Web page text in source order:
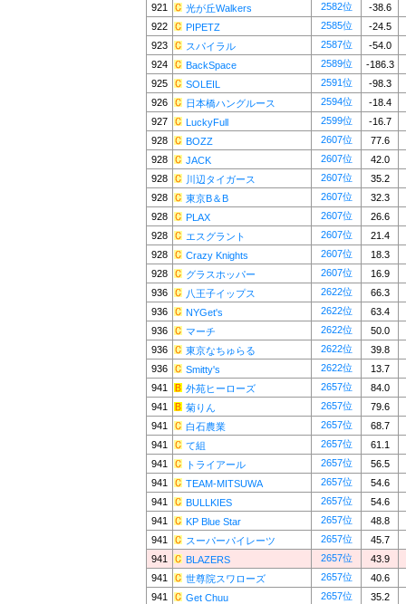
921
光が丘Walkers 2582位
-38.6
922
PIPETZ 2585位
-24.5
923
スパイラル 2587位
-54.0
924
BackSpace 2589位
-186.3
925
SOLEIL 2591位
-98.3
926
日本橋ハングルース 2594位
-18.4
927
LuckyFull 2599位
-16.7
928
BOZZ 2607位
77.6
928
JACK 2607位
42.0
928
川辺タイガース 2607位
35.2
928
東京B＆B 2607位
32.3
928
PLAX 2607位
26.6
928
エスグラント 2607位
21.4
928
Crazy Knights 2607位
18.3
928
グラスホッパー 2607位
16.9
936
八王子イップス 2622位
66.3
936
NYGet's 2622位
63.4
936
マーチ 2622位
50.0
936
東京なちゅらる 2622位
39.8
936
Smitty's 2622位
13.7
941
外苑ヒーローズ 2657位
84.0
941
菊りん 2657位
79.6
941
白石農業 2657位
68.7
941
て組 2657位
61.1
941
トライアール 2657位
56.5
941
TEAM-MITSUWA 2657位
54.6
941
BULLKIES 2657位
54.6
941
KP Blue Star 2657位
48.8
941
スーパーパイレーツ 2657位
45.7
941
BLAZERS 2657位
43.9
941
世尊院スワローズ 2657位
40.6
941
Get Chuu 2657位
35.2